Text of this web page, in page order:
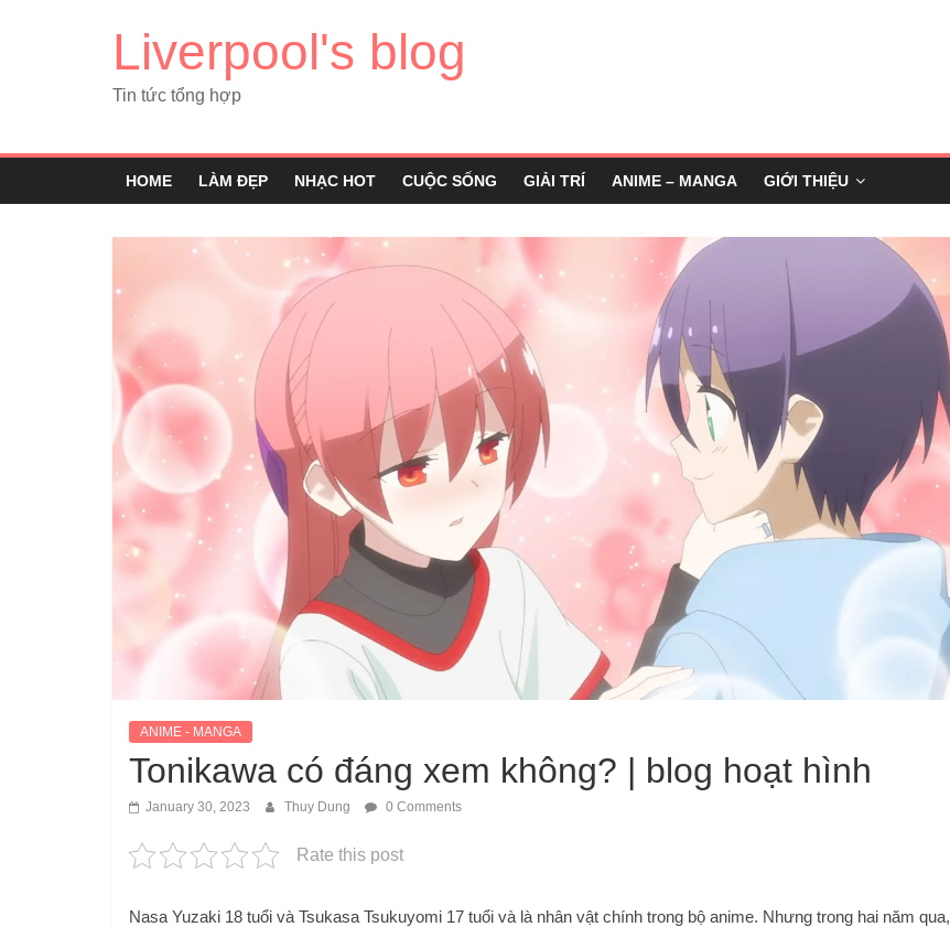
Liverpool's blog
Tin tức tổng hợp
HOME LÀM ĐẸP NHẠC HOT CUỘC SỐNG GIẢI TRÍ ANIME – MANGA GIỚI THIỆU
ANIME - MANGA
Tonikawa có đáng xem không? | blog hoạt hình
January 30, 2023 Thuy Dung 0 Comments
Rate this post
Nasa Yuzaki 18 tuổi và Tsukasa Tsukuyomi 17 tuổi và là nhân vật chính trong bộ anime. Nhưng trong hai năm qua,